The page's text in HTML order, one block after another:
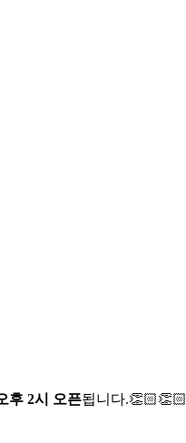
후 2시 오픈됩니다.👏🏻👏🏻